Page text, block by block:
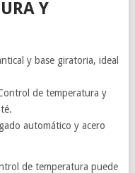
Y
y base giratoria, ideal
de temperatura y
automático y acero
de temperatura puede